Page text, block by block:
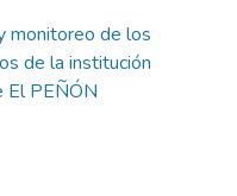
monitoreo de los
de la institución
El PEÑÓN